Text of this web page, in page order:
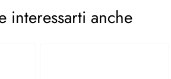
interessarti anche